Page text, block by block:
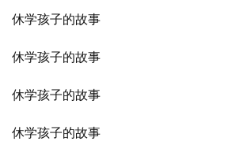
休学孩子的故事
休学孩子的故事
休学孩子的故事
休学孩子的故事